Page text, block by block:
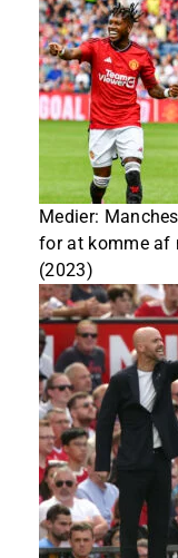
Medier:
for at komme af
(2023)